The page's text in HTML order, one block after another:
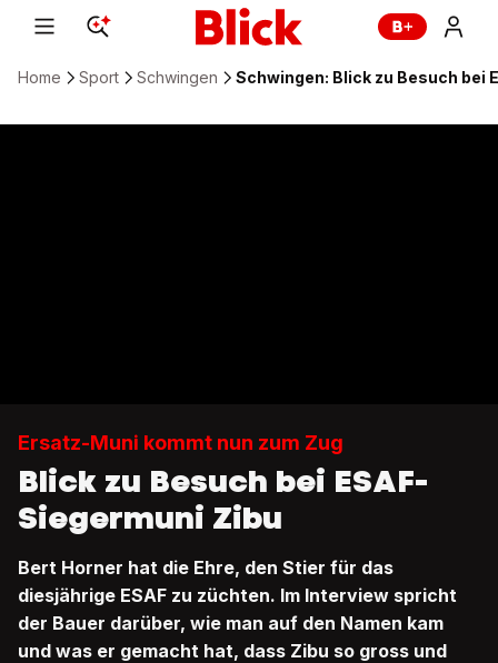
Home Sport Schwingen Schwingen: Blick zu Besuch bei
Ersatz-Muni kommt nun zum Zug
Blick zu Besuch bei ESAF-
Siegermuni Zibu
Bert Horner hat die Ehre, den Stier für das
diesjährige ESAF zu züchten. Im Interview spricht
der Bauer darüber, wie man auf den Namen kam
und was er gemacht hat, dass Zibu so gross und